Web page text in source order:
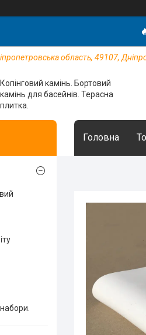
область, 49107,
Копінговий камінь. Бортовий
камінь для басейнів. Терасна
плитка.
Головна